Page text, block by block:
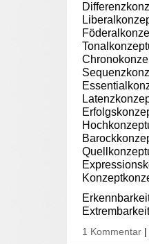
Extrembarkeit
1 Kommentar